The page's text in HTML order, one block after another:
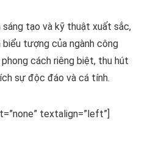
tạo và kỹ thuật xuất sắc,
tượng của ngành công
cách riêng biệt, thu hút
sự độc đáo và cá tính.
textalign=”left”]